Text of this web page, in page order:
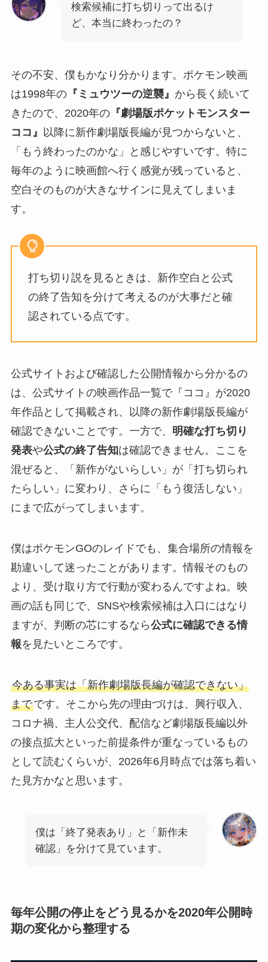
検索候補に打ち切りって出るけ
ど、本当に終わったの？
その不安、僕もかなり分かります。ポケモン映画
は1998年の『ミュウツーの逆襲』 から長く続いて
きたので、2020年の『劇場版ポケットモンスター
ココ』
以降に新作劇場版長編が見つからないと、
「もう終わったのかな」と感じやすいです。特に
毎年のように映画館へ行く感覚が残っていると、
空白そのものが大きなサインに見えてしまいま
す。
打ち切り説を見るときは、新作空白と公式
の終了告知を分けて考えるのが大事だと確
認されている点です。
公式サイトおよび確認した公開情報から分かるの
は、公式サイトの映画作品一覧で『ココ』が2020
年作品として掲載され、以降の新作劇場版長編が
確認できないことです。一方で、 明確な打ち切り
発表や公式の終了告知は確認できません。ここを
混ぜると、「新作がないらしい」が「打ち切られ
たらしい」に変わり、さらに「もう復活しない」
にまで広がってしまいます。
僕はポケモンGOのレイドでも、集合場所の情報を
勘違いして迷ったことがあります。情報そのもの
より、受け取り方で行動が変わるんですよね。映
画の話も同じで、SNSや検索候補は入口にはなり
ますが、判断の芯にするなら公式に確認できる情
報を見たいところです。
今ある事実は「新作劇場版長編が確認できない」
までです。そこから先の理由づけは、興行収入、
コロナ禍、主人公交代、配信など劇場版長編以外
の接点拡大といった前提条件が重なっているもの
として読むくらいが、2026年6月時点では落ち着い
た見方かなと思います。
僕は「終了発表あり」と「新作未
確認」を分けて見ています。
毎年公開の停止をどう見るかを2020年公開時
期の変化から整理する